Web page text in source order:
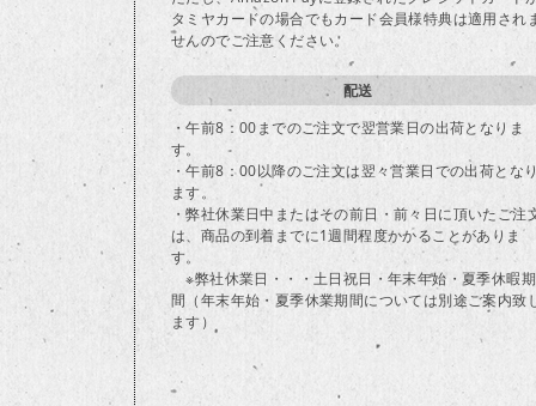
タミヤカードの場合でもカード会員様特典は適用され
せんのでご注意ください。
配送
・午前8：00までのご注文で翌営業日の出荷となりま
す。
・午前8：00以降のご注文は翌々営業日での出荷とな
ます。
・弊社休業日中またはその前日・前々日に頂いたご注
は、商品の到着までに1週間程度かかることがありま
す。
※弊社休業日・・・土日祝日・年末年始・夏季休暇期
間（年末年始・夏季休業期間については別途ご案内致
ます）